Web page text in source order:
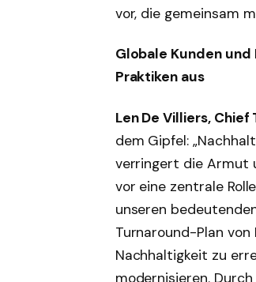
vor, die gemeinsam
Globale Kunden
Praktiken aus
Len De Villiers,
dem Gipfel:
verringert die Armut
vor eine zentrale
unseren
Turnaround-Plan
Nachhaltigkeit zu
modernisieren.